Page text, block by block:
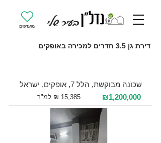
מועדפים
דירת גן 3.5 חדרים למכירה באופקים
שכונה מבוקשת, הלל 7, אופקים, ישראל
₪1,200,000